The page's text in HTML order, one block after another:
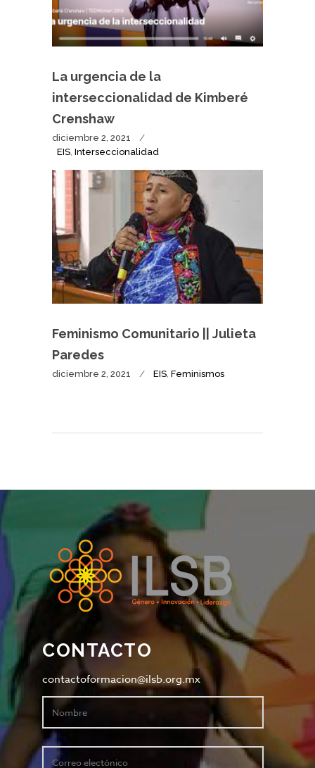
La urgencia de la
interseccionalidad de Kimberé
Crenshaw
diciembre 2, 2021
EIS, Interseccionalidad
Feminismo Comunitario || Julieta
Paredes
diciembre 2, 2021 EIS, Feminismos
CONTACTO
contactoformacion@ilsb.org.mx